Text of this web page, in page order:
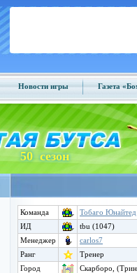
Новости игры Газета
50 сезон
Команда
Тобаго Юнайтед
ИД
tbu (1047)
Менеджер
carlos7
Ранг
Тренер
Город
Скарборо,